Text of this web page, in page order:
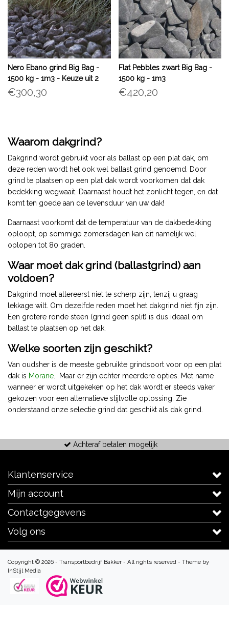
Nero Ebano grind Big Bag -
1500 kg - 1m3 - Keuze uit 2
formaten
€300,30
Flat Pebbles zwart Big Bag -
1500 kg - 1m3
€420,20
Waarom dakgrind?
Dakgrind wordt gebruikt voor als ballast op een plat dak, om
deze reden wordt het ook wel ballast grind genoemd. Door
grind te plaatsen op een plat dak wordt voorkomen dat dak
bedekking wegwaait. Daarnaast houdt het zonlicht tegen, en dat
komt ten goede aan de levensduur van uw dak!
Daarnaast voorkomt dat de temperatuur van de dakbedekking
oploopt, op sommige zomersdagen kan dit namelijk wel
oplopen tot 80 graden.
Waar moet dak grind (ballastgrind) aan
voldoen?
Dakgrind moet allereerst niet te scherp zijn, tenzij u graag
lekkage wilt. Om dezelfde reden moet het dakgrind niet fijn zijn.
Een grotere ronde steen (grind geen split) is dus ideaal om
ballast te plaatsen op het dak.
Welke soorten zijn geschikt?
Van oudsher is de meeste gebruikte grindsoort voor op een plat
dak is Morane . Maar er zijn echter meerdere opties. Met name
wanneer er wordt uitgekeken op het dak wordt er steeds vaker
gekozen voor een alternatieve stijlvolle oplossing. Zie
onderstaand onze selectie grind dat geschikt als dak grind.
Achteraf betalen mogelijk
Klantenservice
Mijn account
Contactgegevens
Volg ons
Copyright © 2026 - Transportbedrijf Bakker - All rights reserved - Theme by
InStijl Media